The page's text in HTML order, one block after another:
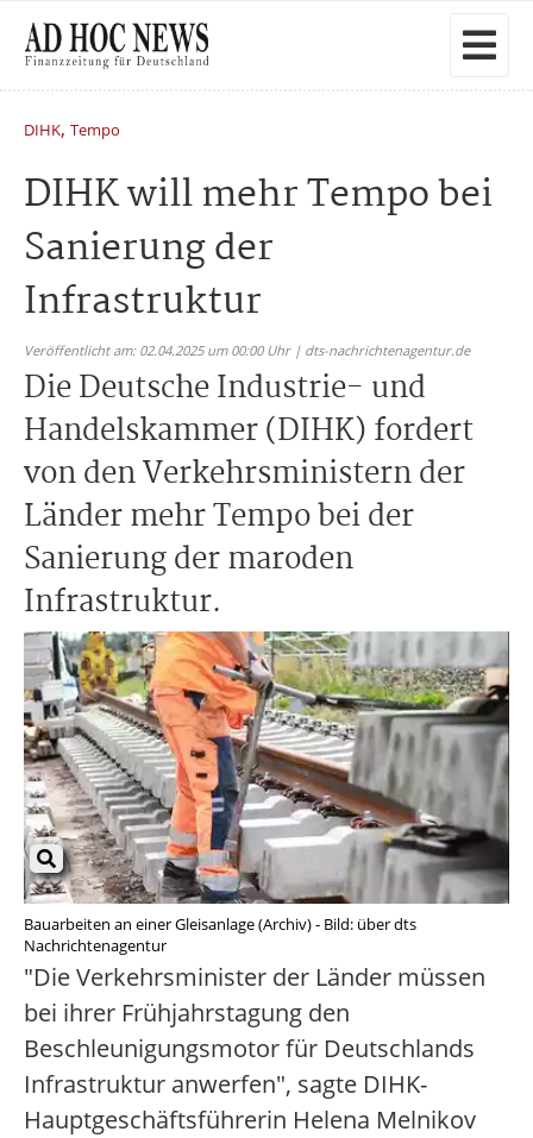
DIHK, Tempo
DIHK will mehr Tempo bei
Sanierung der
Infrastruktur
Veröffentlicht am: 02.04.2025 um 00:00 Uhr | dts-nachrichtenagentur.de
Die Deutsche Industrie- und
Handelskammer (DIHK) fordert
von den Verkehrsministern der
Länder mehr Tempo bei der
Sanierung der maroden
Infrastruktur.
Bauarbeiten an einer Gleisanlage (Archiv) - Bild: über dts
Nachrichtenagentur
"Die Verkehrsminister der Länder müssen
bei ihrer Frühjahrstagung den
Beschleunigungsmotor für Deutschlands
Infrastruktur anwerfen", sagte DIHK-
Hauptgeschäftsführerin Helena Melnikov